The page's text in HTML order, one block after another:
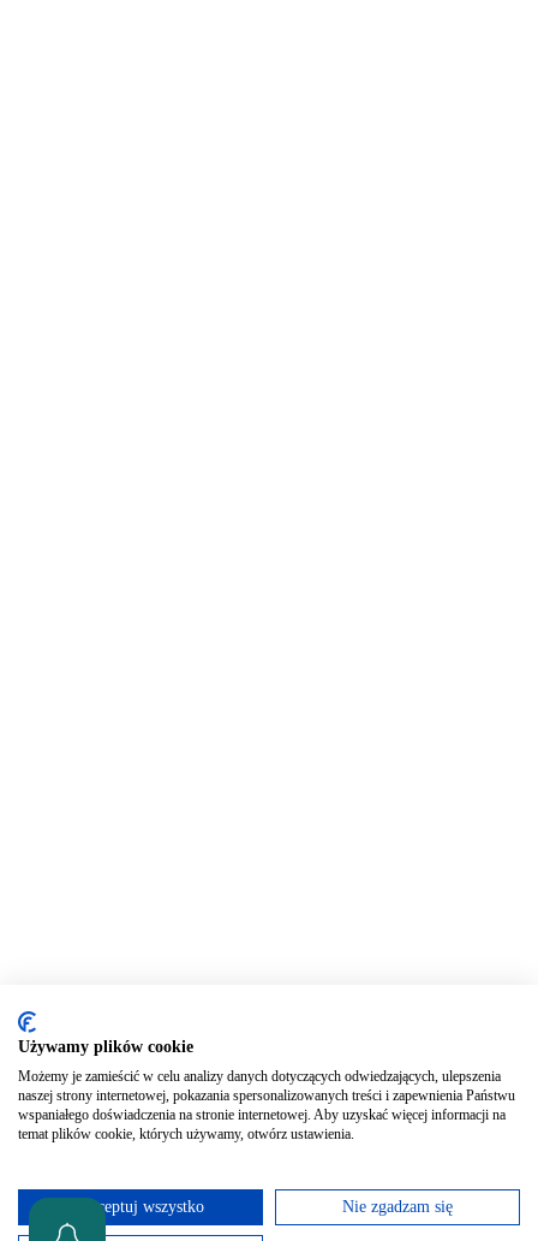
Używamy plików cookie
Możemy je zamieścić w celu analizy danych dotyczących odwiedzających, ulepszenia
naszej strony internetowej, pokazania spersonalizowanych treści i zapewnienia Państwu
wspaniałego doświadczenia na stronie internetowej. Aby uzyskać więcej informacji na
temat plików cookie, których używamy, otwórz ustawienia.
Akceptuj wszystko Nie zgadzam się